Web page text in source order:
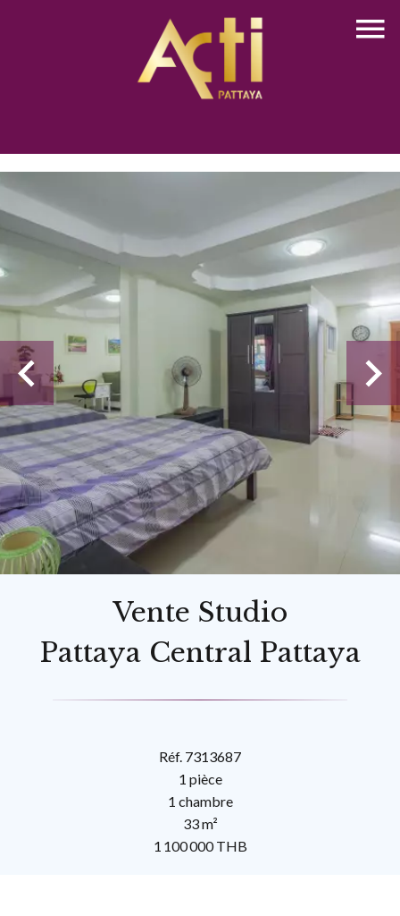
Vente Studio
Pattaya Central Pattaya
Réf. 7313687
1 pièce
1 chambre
33 m²
1 100 000 THB